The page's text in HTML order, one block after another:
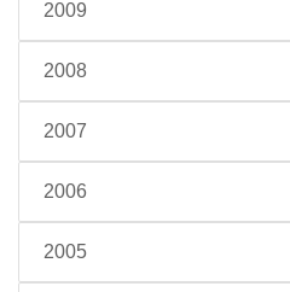
2009
2008
2007
2006
2005